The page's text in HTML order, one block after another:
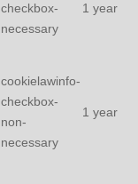
checkbox-
necessary
1 year
cookielawinfo-
checkbox-
non-
necessary
1 year